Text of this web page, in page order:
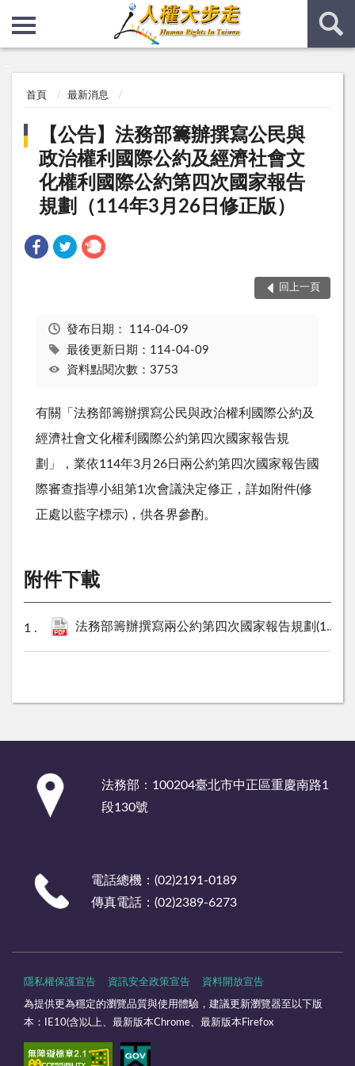
首頁 最新消息
【公告】法務部籌辦撰寫公民與
政治權利國際公約及經濟社會文
化權利國際公約第四次國家報告
規劃（114年3月26日修正版）
回上一頁
發布日期： 114-04-09
最後更新日期：114-04-09
資料點閱次數：3753
有關「法務部籌辦撰寫公民與政治權利國際公約及
經濟社會文化權利國際公約第四次國家報告規
劃」，業依114年3月 26日兩公約第四次國家報告國
際審查指導小組第1 次會議決定修正，詳如附件(修
正處以藍字標示)，供各界參酌。
附件下載
法務部籌辦撰寫兩公約第四次國家報告規劃(114年3月26日修正版).pdf
法務部：100204臺北市中正區重慶南路1
段130號
電話總機：(02)2191-0189
傳真電話：(02)2389-6273
隱私權保護宣告 資訊安全政策宣告 資料開放宣告
為提供更為穩定的瀏覽品質與使用體驗，建議更新瀏覽器至以下版
本：IE10(含)以上、最新版本Chrome、最新版本Firefox